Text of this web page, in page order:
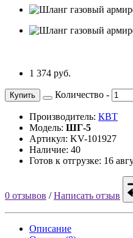
1 374 руб.
Купить Количество -
Производитель: КВТ
Модель: ШГ-5
Артикул: KV-101927
Наличие: 40
Готов к отгрузке: 16
0 отзывов /Написать отзыв
Описание